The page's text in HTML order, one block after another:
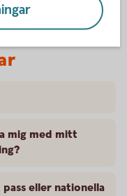
mig med mitt
eller nationella